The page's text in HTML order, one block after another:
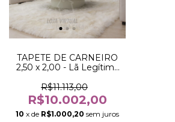
TAPETE DE CARNEIRO
2,50 x 2,00 - Lã Legítima
R$11.113,00
R$10.002,00
10 x de R$1.000,20 sem juros